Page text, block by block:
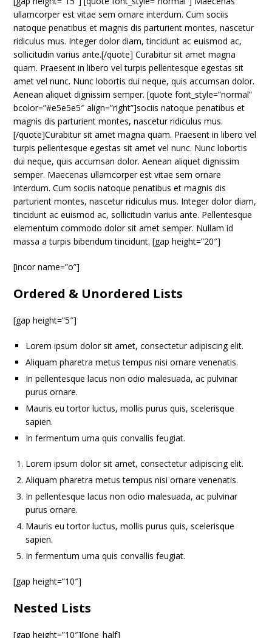
ullamcorper est vitae sem ornare interdum. Cum sociis
natoque penatibus et magnis dis parturient montes, nascetur
ridiculus mus. Integer dolor diam, tincidunt ac euismod ac,
sollicitudin varius ante.[/quote] Curabitur sit amet magna
quam. Praesent in libero vel turpis pellentesque egestas sit
amet vel nunc. Nunc lobortis dui neque, quis accumsan dolor.
Aenean aliquet dignissim semper. [quote font_style=”normal”
bcolor=”#e5e5e5″ align=”right”]sociis natoque penatibus et
magnis dis parturient montes, nascetur ridiculus mus.
[/quote]Curabitur sit amet magna quam. Praesent in libero vel
turpis pellentesque egestas sit amet vel nunc. Nunc lobortis
dui neque, quis accumsan dolor. Aenean aliquet dignissim
semper. Maecenas ullamcorper est vitae sem ornare
interdum. Cum sociis natoque penatibus et magnis dis
parturient montes, nascetur ridiculus mus. Integer dolor diam,
tincidunt ac euismod ac, sollicitudin varius ante. Pellentesque
elementum commodo dolor sit amet semper. Nullam id
massa a turpis bibendum tincidunt. [gap height=”20″]
[incor name=”o”]
Ordered & Unordered Lists
[gap height=”5″]
Lorem ipsum dolor sit amet, consectetur adipiscing elit.
Aliquam pharetra metus tempus nisi ornare venenatis.
In pellentesque lacus non odio malesuada, ac pulvinar
purus ornare.
Mauris eu tortor luctus, mollis purus quis, scelerisque
sapien.
In fermentum urna quis convallis feugiat.
Lorem ipsum dolor sit amet, consectetur adipiscing elit.
Aliquam pharetra metus tempus nisi ornare venenatis.
In pellentesque lacus non odio malesuada, ac pulvinar
purus ornare.
Mauris eu tortor luctus, mollis purus quis, scelerisque
sapien.
In fermentum urna quis convallis feugiat.
[gap height=”10″]
Nested Lists
[gap height=”10″][one_half]